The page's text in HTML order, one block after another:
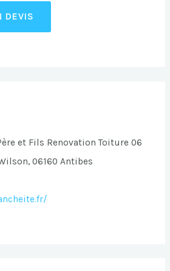
DEVIS
et Fils Renovation Toiture 06
06160 Antibes